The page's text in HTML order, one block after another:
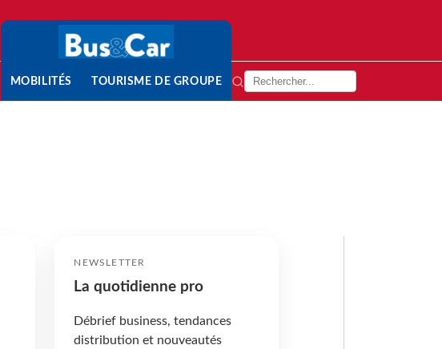
MOBILITÉS TOURISME DE GROUPE
NEWSLETTER
La quotidienne pro
Débrief business, tendances
distribution et nouveautés